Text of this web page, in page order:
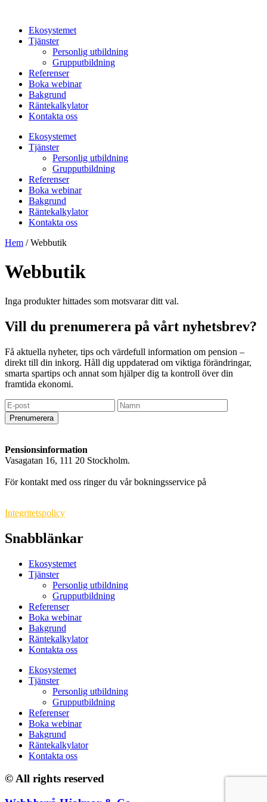
innehållEkosystemet
Tjänster
Personlig utbildning
Grupputbildning
Referenser
Boka webinar
Bakgrund
Räntekalkylator
Kontakta oss
Ekosystemet
Tjänster
Personlig utbildning
Grupputbildning
Referenser
Boka webinar
Bakgrund
Räntekalkylator
Kontakta oss
Hem / Webbutik
Webbutik
Inga produkter hittades som motsvarar ditt val.
Vill du prenumerera på vårt nyhetsbrev?
Få aktuella nyheter, tips och värdefull information om pension –
direkt till din inkorg. Håll dig uppdaterad om viktiga förändringar,
smarta spartips och annat som hjälper dig ta kontroll över din
framtida ekonomi.
Prenumerera
Pensionsinformation
Vasagatan 16, 111 20 Stockholm.
För kontakt med oss ringer du vår bokningsservice på
Integritetspolicy
Snabblänkar
Ekosystemet
Tjänster
Personlig utbildning
Grupputbildning
Referenser
Boka webinar
Bakgrund
Räntekalkylator
Kontakta oss
Ekosystemet
Tjänster
Personlig utbildning
Grupputbildning
Referenser
Boka webinar
Bakgrund
Räntekalkylator
Kontakta oss
© All rights reserved